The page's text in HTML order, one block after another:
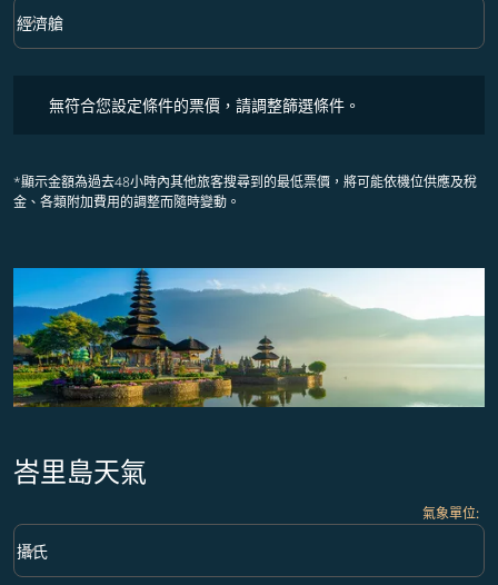
艙等 option 經濟艙 Selected
經濟艙
keyboard_arrow_down
無符合您設定條件的票價，請調整篩選條件。
*顯示金額為過去48小時內其他旅客搜尋到的最低票價，將可能依機位供應及稅
金、各類附加費用的調整而隨時變動。
峇里島天氣
氣象單位:
Weather unit option 攝氏 Selected
攝氏
keyboard_arrow_down